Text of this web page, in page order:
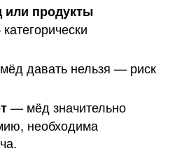
или продукты
мёд давать нельзя — риск
— мёд значительно
необходима